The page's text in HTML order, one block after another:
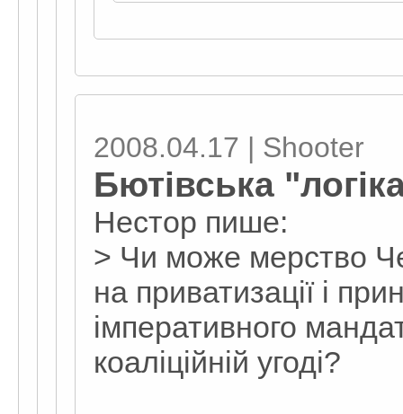
2008.04.17 | Shooter
Бютівська
Нестор пише:
> Чи може мерство
на приватизації і
імперативного
коаліційній угоді?